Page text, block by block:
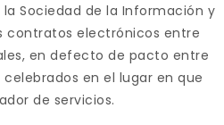
la Sociedad de la Información y
contratos electrónicos entre
en defecto de pacto entre
en el lugar en que
de servicios.